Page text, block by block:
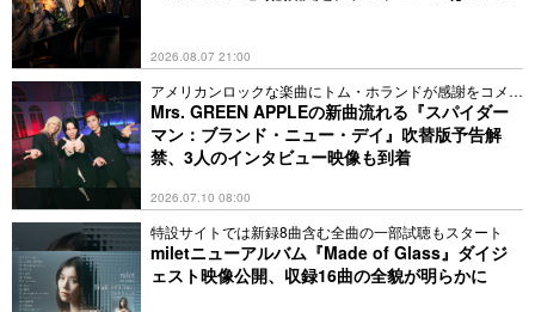
ラ」「Soranji」「私は最強」「ダンスホール」「ブルーアンビ
エンス（feat.asmi）」「青と夏」「点描の唄（feat.井上苑
子）」「インフェルノ」「僕のこと」「ロマンチシズム」
「CHEERS」「WanteD! WanteD!」「春愁」「StaRt」の15曲
が総再生数1億回を突破（「青と夏」「点描の唄（feat.井上苑
子）」は5億回、「インフェルノ」「ダンスホール」は4億回、
「僕のこと」は3億回を突破）するなど、リリースした楽曲の
総再生数は60億回を越えている。（再生回数は2023年12月31
日時点）。
2026.08.07 21:00
アメリカンロックな楽曲にトム・ホランドが感謝をコメン
ト
Mrs. GREEN APPLEの新曲流れる『スパイダー
マン：ブランド・ニュー・デイ』吹替版予告解
禁、3人のインタビュー映像も到着
2026.07.10 08:00
特設サイトでは新録8曲含む全曲の一部試聴もスタート
miletニューアルバム『Made of Glass』ダイジ
ェスト映像公開、収録16曲の全貌が明らかに